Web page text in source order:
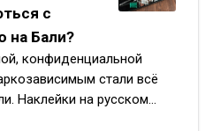
с
на Бали?
конфиденциальной
стали всё
Наклейки на русском